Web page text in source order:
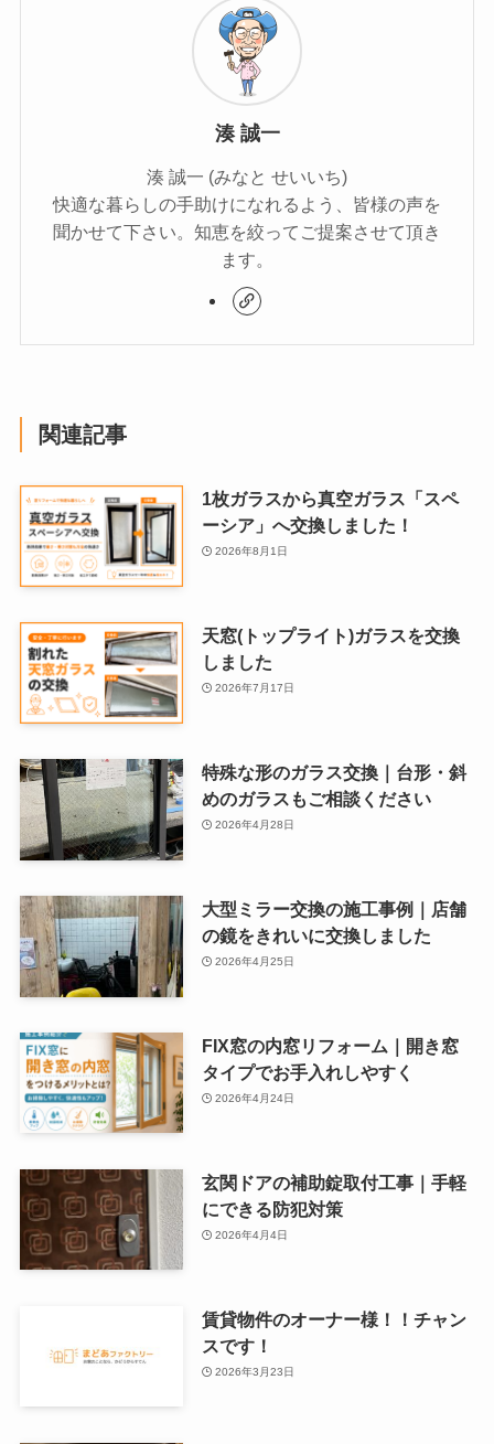
湊 誠一
湊 誠一 (みなと せいいち)
快適な暮らしの手助けになれるよう、皆様の声を
聞かせて下さい。知恵を絞ってご提案させて頂き
ます。
関連記事
1枚ガラスから真空ガラス「スペ
ーシア」へ交換しました！
2026年8月1日
天窓(トップライト)ガラスを交換
しました
2026年7月17日
特殊な形のガラス交換｜台形・斜
めのガラスもご相談ください
2026年4月28日
大型ミラー交換の施工事例｜店舗
の鏡をきれいに交換しました
2026年4月25日
FIX窓の内窓リフォーム｜開き窓
タイプでお手入れしやすく
2026年4月24日
玄関ドアの補助錠取付工事｜手軽
にできる防犯対策
2026年4月4日
賃貸物件のオーナー様！！チャン
スです！
2026年3月23日